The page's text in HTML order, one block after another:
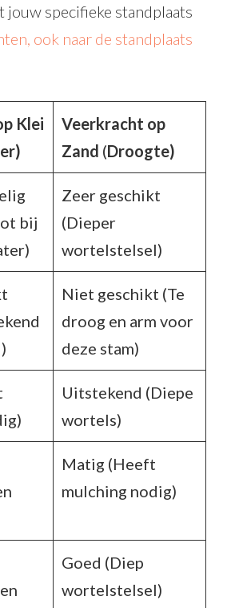
jouw specifieke standplaats
ook naar de standplaats
Klei
Veerkracht op
Zand (Droogte)
bij
Zeer geschikt
(Dieper
wortelstelsel)
Niet geschikt (Te
droog en arm voor
deze stam)
Uitstekend (Diepe
wortels)
Matig (Heeft
mulching nodig)
Goed (Diep
wortelstelsel)